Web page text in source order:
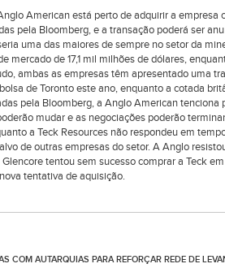
American está perto de adquirir a empresa
pela Bloomberg, e a transação poderá ser
uma das maiores de sempre no setor da
mercado de 17,1 mil milhões de dólares,
ambas as empresas têm apresentado uma
de Toronto este ano, enquanto a cotada
pela Bloomberg, a Anglo American
mudar e as negociações poderão
a Teck Resources não respondeu em
de outras empresas do setor. A Anglo
tentou sem sucesso comprar a Teck
tentativa de aquisição.
COM AUTARQUIAS PARA REFORÇAR REDE DE